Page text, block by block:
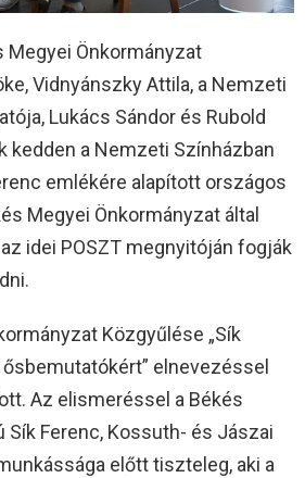
Megyei Önkormányzat
Vidnyánszky Attila, a Nemzeti
Lukács Sándor és Rubold
kedden a Nemzeti Színházban
emlékére alapított országos
Megyei Önkormányzat által
idei POSZT megnyitóján fogják
Közgyűlése „Sík
elnevezéssel
Az elismeréssel a Békés
Ferenc, Kossuth- és Jászai
előtt tiszteleg, aki a